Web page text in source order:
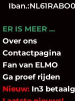
ER IS MEER …
Over ons
Contactpagina
Fan van ELMO
Ga proef rijden
Nieuw: In3